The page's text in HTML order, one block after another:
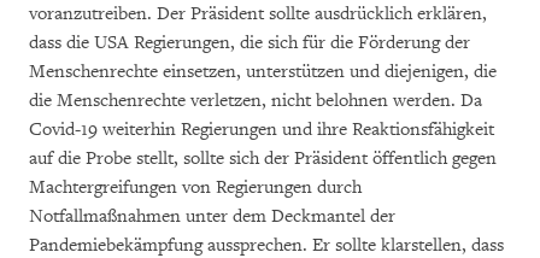
voranzutreiben. Der Präsident sollte ausdrücklich erklären,
dass die USA Regierungen, die sich für die Förderung der
Menschenrechte einsetzen, unterstützen und diejenigen, die
die Menschenrechte verletzen, nicht belohnen werden. Da
Covid-19 weiterhin Regierungen und ihre Reaktionsfähigkeit
auf die Probe stellt, sollte sich der Präsident öffentlich gegen
Machtergreifungen von Regierungen durch
Notfallmaßnahmen unter dem Deckmantel der
Pandemiebekämpfung aussprechen. Er sollte klarstellen, dass